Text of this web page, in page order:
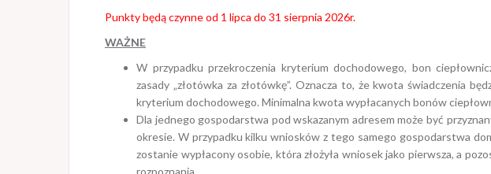
Punkty będą czynne od 1 lipca do 31 sierpnia 2026r.
WAŻNE
W przypadku przekroczenia kryterium dochodowego, bon
zasady „złotówka za złotówkę”. Oznacza to, że kwota świadczenia
kryterium dochodowego. Minimalna kwota wypłacanych bonów
Dla jednego gospodarstwa pod wskazanym adresem może być
okresie. W przypadku kilku wniosków z tego samego gospodarstwa
zostanie wypłacony osobie, która złożyła wniosek jako pierwsza, a